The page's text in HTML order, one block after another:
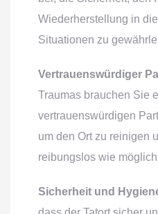
Wiederherstellung in
Situationen zu
Vertrauenswürdiger
Traumas brauchen Sie
vertrauenswürdigen
um den Ort zu reinigen
reibungslos wie
Sicherheit und